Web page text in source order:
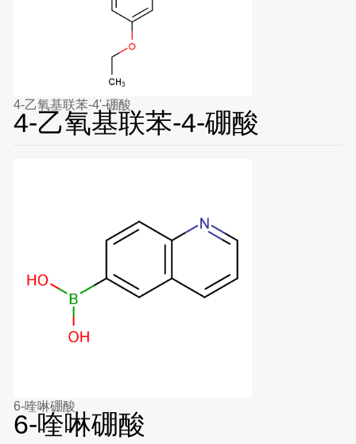
4-乙氧基联苯-4'-硼酸
4-乙氧基联苯-4-硼酸
6-喹啉硼酸
6-喹啉硼酸